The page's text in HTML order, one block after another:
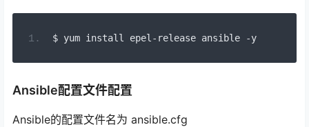
$ yum install epel - release ansible -y
Ansible配置文件配置
Ansible的配置文件名为 ansible.cfg